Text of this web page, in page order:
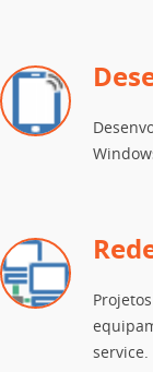
service.